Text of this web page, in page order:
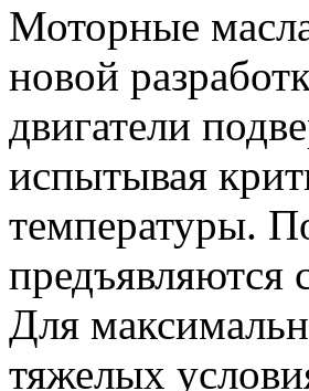
Моторные
новой
двигатели
испытывая
температуры.
предъявляются
Для
тяжелых